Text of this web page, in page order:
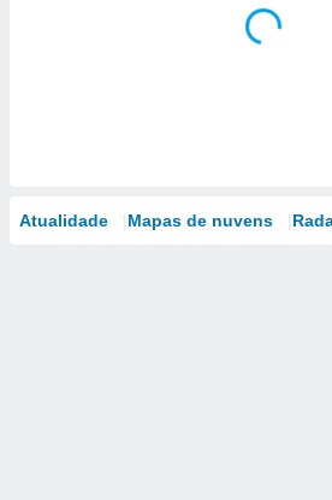
Atualidade Mapas de nuvens